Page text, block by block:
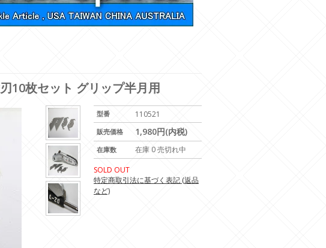
枚セット グリップ半月用
型番 110521
販売価格 1,980円(内税)
在庫数
在庫 0 売切れ中
SOLD OUT
特定商取引法に基づく表記 (返品
など)